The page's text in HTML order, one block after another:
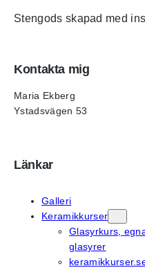
Stengods skapad med
Kontakta mig
Maria Ekberg
Ystadsvägen 53
Länkar
Galleri
Keramikkurser
Glasyrkurs,
glasyrer